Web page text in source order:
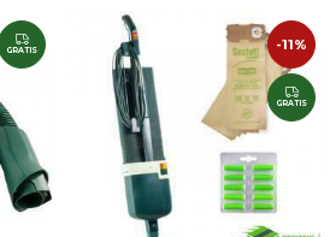
GRATIS -11%
GRATIS